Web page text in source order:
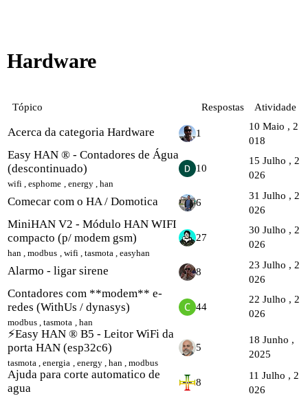
Hardware
Tópico Respostas Atividade
Acerca da categoria Hardware 1
10 Maio , 2
018
Easy HAN ® - Contadores de Água
(descontinuado)
wifi ,esphome energy han
10
15 Julho , 2
026
Comecar com o HA / Domotica 6
31 Julho , 2
026
MiniHAN V2 - Módulo HAN WIFI
compacto (p/ modem gsm)
han ,modbus wifi tasmota ,easyhan
27
30 Julho , 2
026
Alarmo - ligar sirene 8
23 Julho , 2
026
Contadores com **modem** e-
redes (WithUs / dynasys)
modbus ,tasmota han
44
22 Julho , 2
026
⚡️Easy HAN ® B5 - Leitor WiFi da
porta HAN (esp32c6)
tasmota ,energia energy han ,modbus
5
18 Junho ,
2025
Ajuda para corte automatico de
agua
8
11 Julho , 2
026